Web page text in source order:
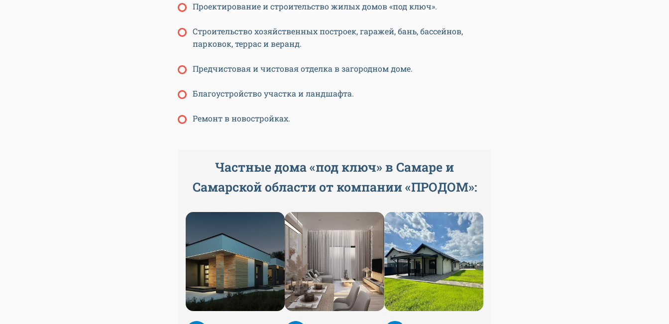
Проектирование и строительство жилых домов «под ключ».
Строительство хозяйственных построек, гаражей, бань, бассейнов,
парковок, террас и веранд.
Предчистовая и чистовая отделка в загородном доме.
Благоустройство участка и ландшафта.
Ремонт в новостройках.
Частные дома «под ключ» в Самаре и
Самарской области от компании«ПРОДОМ»: